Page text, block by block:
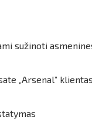
sužinoti
„Arsenal”